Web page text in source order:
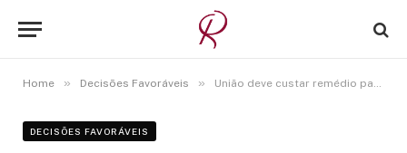
Home » Decisões Favoráveis » União deve custar remédio para atrofia muscular espinhal de R$12 milhões
DECISÕES FAVORÁVEIS